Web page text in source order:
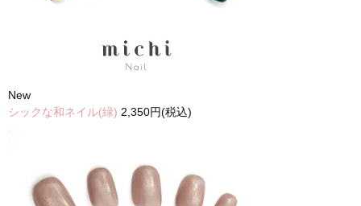
New
シックな和ネイル(緑) 2,350円(税込)